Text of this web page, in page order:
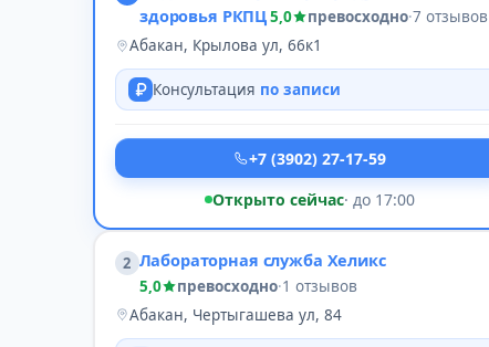
здоровья РКПЦ5,0 превосходно·7 отзывов
Абакан, Крылова ул, 66к1
Консультация по записи
+7 (3902) 27-17-59
Открыто сейчас· до 17:00
2 Лабораторная служба Хеликс
5,0 превосходно·1 отзывов
Абакан, Чертыгашева ул, 84